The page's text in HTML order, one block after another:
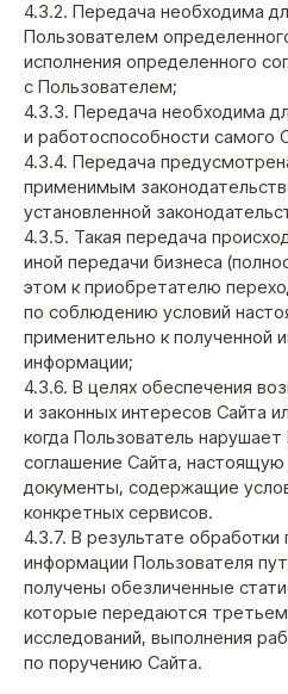
4.3.2. Передача необходима
Пользователем
исполнения определенного
с Пользователем;
4.3.3. Передача необходима
и работоспособности самого
4.3.4. Передача
применимым
установленной
4.3.5. Такая передача
иной передачи бизнеса
этом к приобретателю
по соблюдению условий
применительно к полученной
информации;
4.3.6. В целях обеспечения
и законных интересов Сайта
когда Пользователь
соглашение Сайта, настоящую
документы, содержащие
конкретных сервисов.
4.3.7. В результате обработки
информации Пользователя
получены обезличенные
которые передаются
исследований, выполнения
по поручению Сайта.